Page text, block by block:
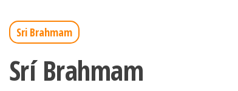
Sri Brahmam
Srí Brahmam